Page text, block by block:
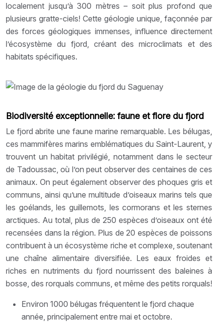
localement jusqu’à 300 mètres – soit plus profond que
plusieurs gratte-ciels! Cette géologie unique, façonnée par
des forces géologiques immenses, influence directement
l’écosystème du fjord, créant des microclimats et des
habitats spécifiques.
Biodiversité exceptionnelle: faune et flore du fjord
Le fjord abrite une faune marine remarquable. Les bélugas,
ces mammifères marins emblématiques du Saint-Laurent, y
trouvent un habitat privilégié, notamment dans le secteur
de Tadoussac, où l’on peut observer des centaines de ces
animaux. On peut également observer des phoques gris et
communs, ainsi qu’une multitude d’oiseaux marins tels que
les goélands, les guillemots, les cormorans et les sternes
arctiques. Au total, plus de 250 espèces d’oiseaux ont été
recensées dans la région. Plus de 20 espèces de poissons
contribuent à un écosystème riche et complexe, soutenant
une chaîne alimentaire diversifiée. Les eaux froides et
riches en nutriments du fjord nourrissent des baleines à
bosse, des rorquals communs, et même des petits rorquals!
Environ 1000 bélugas fréquentent le fjord chaque
année, principalement entre mai et octobre.